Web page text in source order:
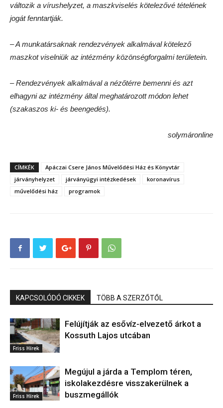
változik a vírushelyzet, a maszkviselés kötelezővé tételének
jogát fenntartják.
– A munkatársaknak rendezvények alkalmával kötelező
maszkot viselniük az intézmény közönségforgalmi területein.
– Rendezvények alkalmával a nézőtérre bemenni és azt
elhagyni az intézmény által meghatározott módon lehet
(szakaszos ki- és beengedés).
solymáronline
CÍMKÉK
Apáczai Csere János Művelődési Ház és Könyvtár
járványhelyzet
járványügyi intézkedések
koronavírus
művelődési ház
programok
KAPCSOLÓDÓ CIKKEK TÖBB A SZERZŐTŐL
Friss Hírek
Felújítják az esővíz-elvezető árkot a
Kossuth Lajos utcában
Friss Hírek
Megújul a járda a Templom téren,
iskolakezdésre visszakerülnek a
buszmegállók